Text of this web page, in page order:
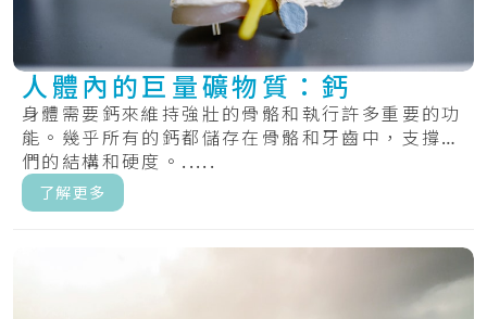
人體內的巨量礦物質：鈣
身體需要鈣來維持強壯的骨骼和執行許多重要的功
能。幾乎所有的鈣都儲存在骨骼和牙齒中，支撐它
們的結構和硬度。.....
了解更多